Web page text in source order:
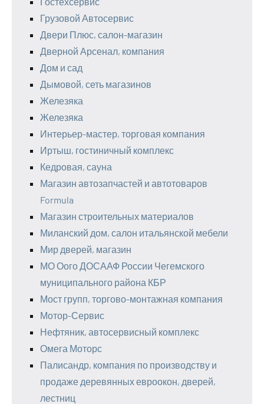
Грузовой Автосервис
Двери Плюс, салон-магазин
Дверной Арсенал, компания
Дом и сад
Дымовой, сеть магазинов
Железяка
Железяка
Интерьер-мастер, торговая компания
Иртыш, гостиничный комплекс
Кедровая, сауна
Магазин автозапчастей и автотоваров
Formula
Магазин строительных материалов
Миланский дом, салон итальянской мебели
Мир дверей, магазин
МО Оого ДОСААФ России Чегемского
муниципального района КБР
Мост групп, торгово-монтажная компания
Мотор-Сервис
Нефтяник, автосервисный комплекс
Омега Моторс
Палисандр, компания по производству и
продаже деревянных евроокон, дверей,
лестниц